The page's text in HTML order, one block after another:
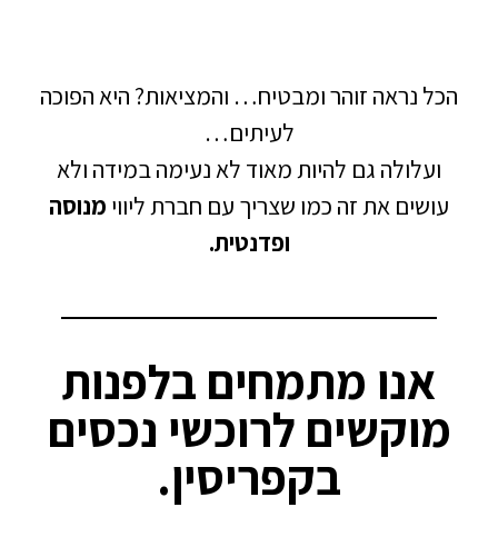
נראה זוהר ומבטיח…והמציאות? היא הפוכה
לעיתים…
גם להיות מאוד לא נעימה במידה ולא
את זה כמו שצריך עם חברת ליווימנוסה
ופדנטית.
אנו מתמחים בלפנות
לרוכשי נכסים
בקפריסין.